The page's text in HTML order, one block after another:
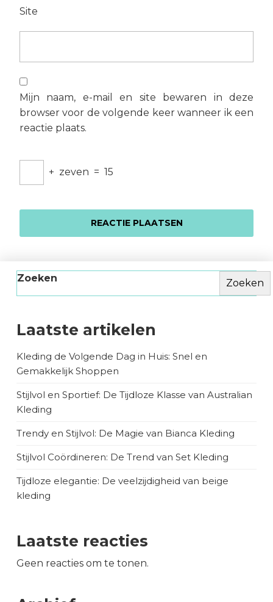
Site
Mijn naam, e-mail en site bewaren in deze
browser voor de volgende keer wanneer ik een
reactie plaats.
+ zeven = 15
Zoeken Zoeken
Laatste artikelen
Kleding de Volgende Dag in Huis: Snel en
Gemakkelijk Shoppen
Stijlvol en Sportief: De Tijdloze Klasse van Australian
Kleding
Trendy en Stijlvol: De Magie van Bianca Kleding
Stijlvol Coördineren: De Trend van Set Kleding
Tijdloze elegantie: De veelzijdigheid van beige
kleding
Laatste reacties
Geen reacties om te tonen.